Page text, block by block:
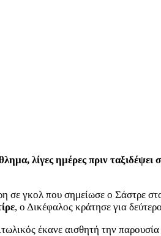
λίγες ημέρες πριν
σε γκολ που σημείωσε ο Σάστρε
, ο Δικέφαλος κράτησε για
έκανε αισθητή την